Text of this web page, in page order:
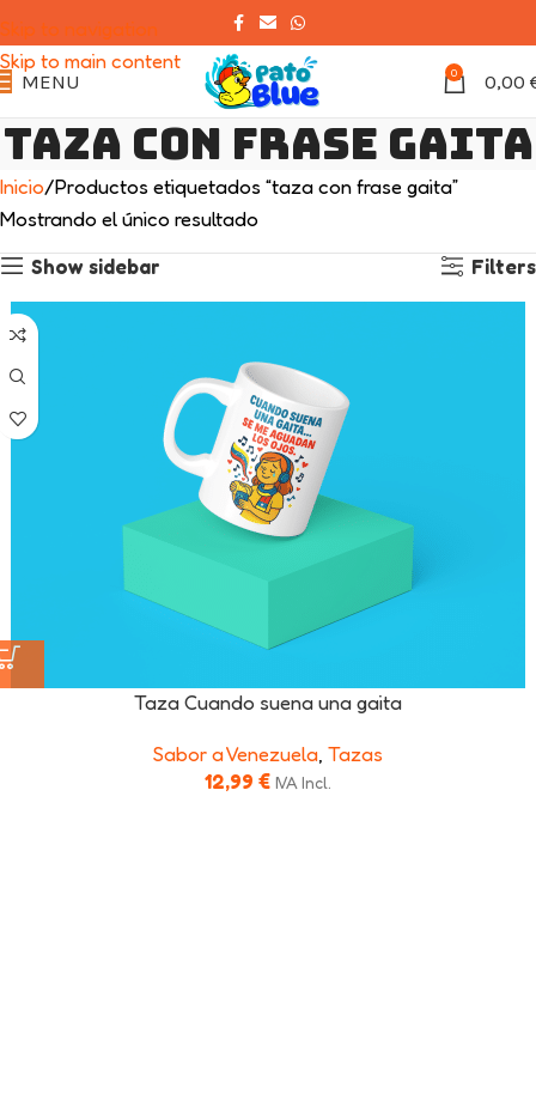
Skip to navigation
Skip to main content
MENU 0 0,00
taza con frase gaita
Inicio Productos etiquetados “taza con frase gaita”
Mostrando el único resultado
Show sidebar
Filters
Taza Cuando suena una gaita
Sabor a Venezuela Tazas
12,99 € IVA Incl.